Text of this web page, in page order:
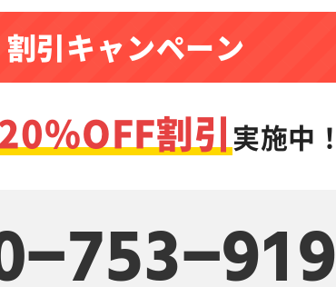
引キャンペーン
割引実施中！
753-919